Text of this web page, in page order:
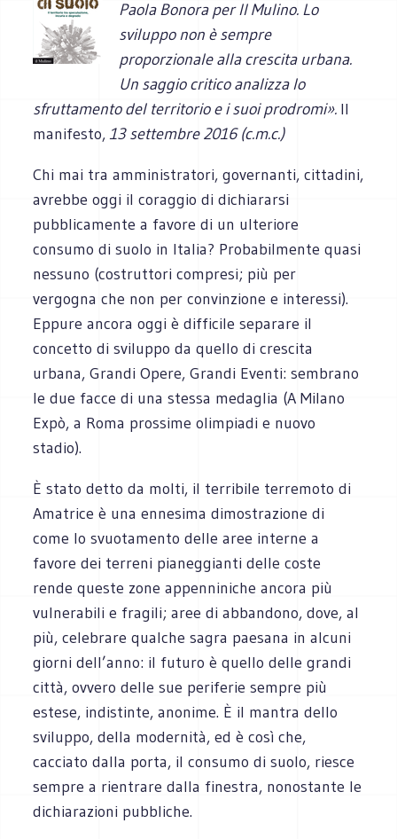
Paola Bonora per Il Mulino. Lo
sviluppo non è sempre
proporzionale alla crescita urbana.
Un saggio critico analizza lo
sfruttamento del territorio e i suoi prodromi». Il
manifesto,13 settembre 2016 (c.m.c.)
Chi mai tra amministratori, governanti, cittadini,
avrebbe oggi il coraggio di dichiararsi
pubblicamente a favore di un ulteriore
consumo di suolo in Italia? Probabilmente quasi
nessuno (costruttori compresi; più per
vergogna che non per convinzione e interessi).
Eppure ancora oggi è difficile separare il
concetto di sviluppo da quello di crescita
urbana, Grandi Opere, Grandi Eventi: sembrano
le due facce di una stessa medaglia (A Milano
Expò, a Roma prossime olimpiadi e nuovo
stadio).
È stato detto da molti, il terribile terremoto di
Amatrice è una ennesima dimostrazione di
come lo svuotamento delle aree interne a
favore dei terreni pianeggianti delle coste
rende queste zone appenniniche ancora più
vulnerabili e fragili; aree di abbandono, dove, al
più, celebrare qualche sagra paesana in alcuni
giorni dell’anno: il futuro è quello delle grandi
città, ovvero delle sue periferie sempre più
estese, indistinte, anonime. È il mantra dello
sviluppo, della modernità, ed è così che,
cacciato dalla porta, il consumo di suolo, riesce
sempre a rientrare dalla finestra, nonostante le
dichiarazioni pubbliche.